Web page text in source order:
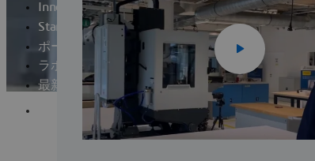
Innovation Laboratory
Startup Program
ポートフォリオ
ラボ活動
最新情報